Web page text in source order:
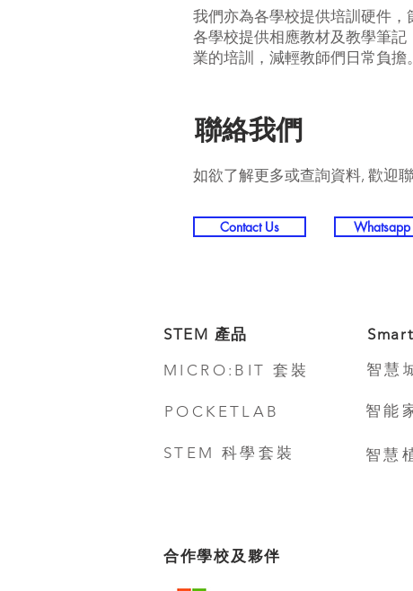
我們亦為各學校提供培訓硬件，
各學校提供相應教材及教學筆
業的培訓，減輕教師們日常負擔。
聯絡我們
如欲了解更多或查詢資料, 歡迎
Contact Us Whatsapp
STEM 產品
MICRO:BIT 套裝
POCKETLAB
STEM 科學套裝
智慧
智能
智慧
合作學校及夥伴